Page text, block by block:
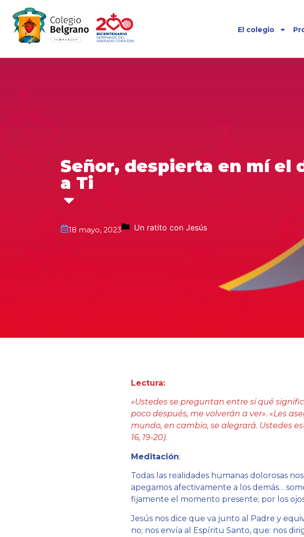
El colegio
Señor, despierta en mí el
a Ti
18 mayo, 2023 Un ratito con Jesús
Lectura:
«Ustedes se preguntan entre sí qué
poco después, me volverán a ver». «Les
mundo, en cambio, se alegrará. Ustedes
16, 19-20).
Meditación:
Todas las realidades humanas dolorosas
apegamos afectivamente a los demás…
fijamente el momento presente; por los
Jesús nos dice que va junto al Padre y
no; nos envía al Espíritu Santo, que: nos